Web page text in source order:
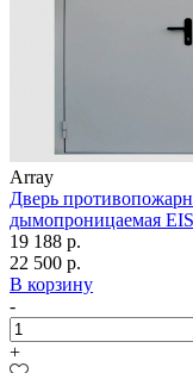
Array
Дверь
дымопроницаемая
19 188 р.
22 500 р.
В корзину
-
+